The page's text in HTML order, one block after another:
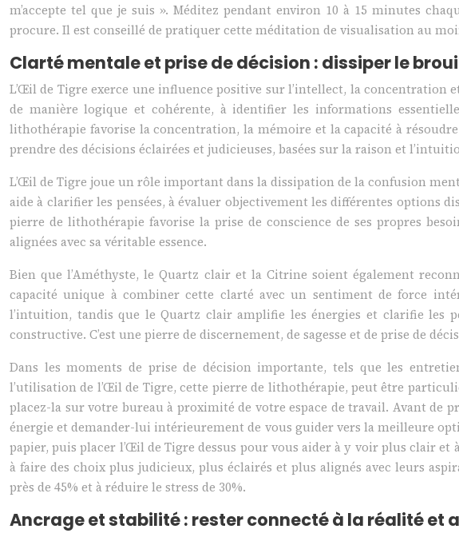
m’accepte tel que je suis ». Méditez pendant environ 10 à 15 minutes
procure. Il est conseillé de pratiquer cette méditation de visualisation au
Clarté mentale et prise de décision : dissiper le
L’Œil de Tigre exerce une influence positive sur l’intellect, la concentration
de manière logique et cohérente, à identifier les informations
lithothérapie favorise la concentration, la mémoire et la capacité à
prendre des décisions éclairées et judicieuses, basées sur la raison et
L’Œil de Tigre joue un rôle important dans la dissipation de la confusion
aide à clarifier les pensées, à évaluer objectivement les différentes options
pierre de lithothérapie favorise la prise de conscience de ses propres
alignées avec sa véritable essence.
Bien que l’Améthyste, le Quartz clair et la Citrine soient également
capacité unique à combiner cette clarté avec un sentiment de force
l’intuition, tandis que le Quartz clair amplifie les énergies et clarifie les
constructive. C’est une pierre de discernement, de sagesse et de prise de
Dans les moments de prise de décision importante, tels que les
l’utilisation de l’Œil de Tigre, cette pierre de lithothérapie, peut être
placez-la sur votre bureau à proximité de votre espace de travail. Avant
énergie et demander-lui intérieurement de vous guider vers la meilleure
papier, puis placer l’Œil de Tigre dessus pour vous aider à y voir plus clair
à faire des choix plus judicieux, plus éclairés et plus alignés avec leurs
près de 45% et à réduire le stress de 30%.
Ancrage et stabilité : rester connecté à la réalité et